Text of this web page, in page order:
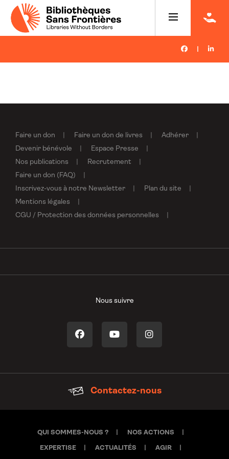
Faire un don Faire un don de livres
Adhérer
Devenir bénévole
Espace Presse
Nos publications
Recrutement
Faire un don (FAQ)
Inscrivez-vous à notre Newsletter
Plan du site
Mentions légales
CGU / Protection des données personnelles
Nous suivre
Contactez-nous
QUI SOMMES-NOUS ? NOS ACTIONS
EXPERTISE ACTUALITÉS AGIR